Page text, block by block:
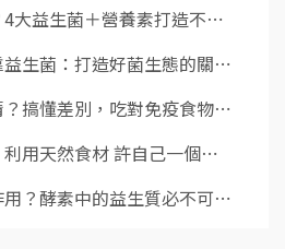
大益生菌＋營養素打造不⋯
生菌：打造好菌生態的關⋯
搞懂差別，吃對免疫食物⋯
利用天然食材 許自己一個⋯
？酵素中的益生質必不可⋯